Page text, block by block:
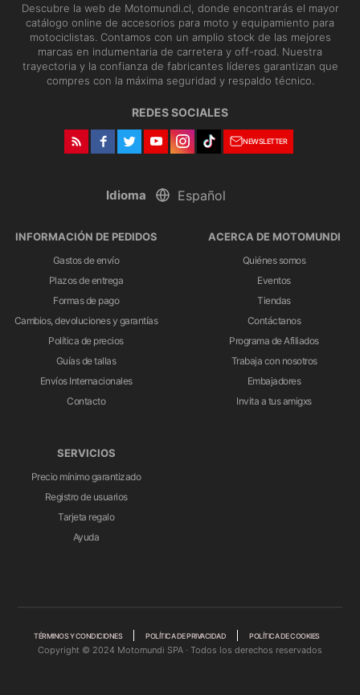
Descubre la web de Motomundi.cl, donde encontrarás el mayor
catálogo online de accesorios para moto y equipamiento para
motociclistas. Contamos con un amplio stock de las mejores
marcas en indumentaria de carretera y off-road. Nuestra
trayectoria y la confianza de fabricantes líderes garantizan que
compres con la máxima seguridad y respaldo técnico.
REDES SOCIALES
NEWSLETTER
Idioma
INFORMACIÓN DE PEDIDOS
Gastos de envío
Plazos de entrega
Formas de pago
Cambios, devoluciones y garantías
Política de precios
Guías de tallas
Envíos Internacionales
Contacto
ACERCA DE MOTOMUNDI
Quiénes somos
Eventos
Tiendas
Contáctanos
Programa de Afiliados
Trabaja con nosotros
Embajadores
Invita a tus amigxs
SERVICIOS
Precio mínimo garantizado
Registro de usuarios
Tarjeta regalo
Ayuda
TÉRMINOS Y CONDICIONES POLÍTICA DE PRIVACIDAD POLÍTICA DE COOKIES
Copyright © 2024 Motomundi SPA · Todos los derechos reservados